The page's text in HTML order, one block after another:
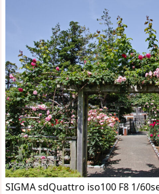
SIGMA sdQuattro iso100 F8 1/